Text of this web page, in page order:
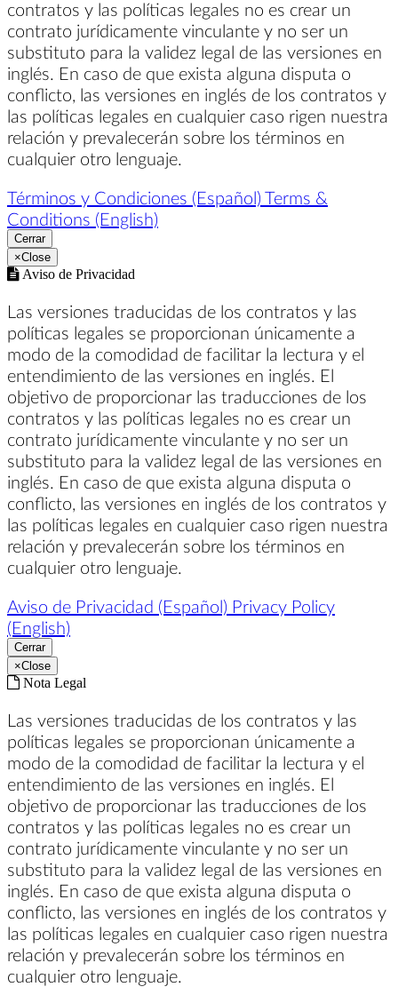
contratos y las políticas legales no es crear un
contrato jurídicamente vinculante y no ser un
substituto para la validez legal de las versiones en
inglés. En caso de que exista alguna disputa o
conflicto, las versiones en inglés de los contratos y
las políticas legales en cualquier caso rigen nuestra
relación y prevalecerán sobre los términos en
cualquier otro lenguaje.
Términos y Condiciones (Español) Terms &
Conditions (English)
Cerrar
×Close
Aviso de Privacidad
Las versiones traducidas de los contratos y las
políticas legales se proporcionan únicamente a
modo de la comodidad de facilitar la lectura y el
entendimiento de las versiones en inglés. El
objetivo de proporcionar las traducciones de los
contratos y las políticas legales no es crear un
contrato jurídicamente vinculante y no ser un
substituto para la validez legal de las versiones en
inglés. En caso de que exista alguna disputa o
conflicto, las versiones en inglés de los contratos y
las políticas legales en cualquier caso rigen nuestra
relación y prevalecerán sobre los términos en
cualquier otro lenguaje.
Aviso de Privacidad (Español) Privacy Policy
(English)
Cerrar
×Close
Nota Legal
Las versiones traducidas de los contratos y las
políticas legales se proporcionan únicamente a
modo de la comodidad de facilitar la lectura y el
entendimiento de las versiones en inglés. El
objetivo de proporcionar las traducciones de los
contratos y las políticas legales no es crear un
contrato jurídicamente vinculante y no ser un
substituto para la validez legal de las versiones en
inglés. En caso de que exista alguna disputa o
conflicto, las versiones en inglés de los contratos y
las políticas legales en cualquier caso rigen nuestra
relación y prevalecerán sobre los términos en
cualquier otro lenguaje.